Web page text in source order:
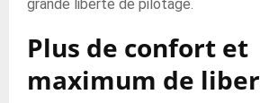
grande liberté de pilotage.
Plus de confort et
maximum de